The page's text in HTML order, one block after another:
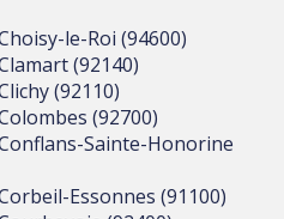
le-Roi (94600)
(92140)
(92110)
(92700)
Sainte-Honorine
Essonnes (91100)